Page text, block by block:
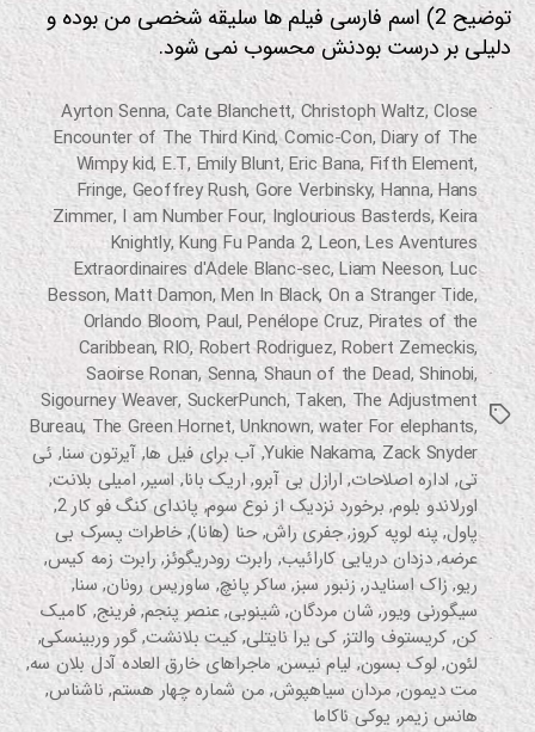
توضیح 2) اسم فارسی فیلم ها سلیقه شخصی من بوده و
دلیلی بر درست بودنش محسوب نمی شود.
برچسب‌ها
Ayrton Senna, Cate Blanchett, Christoph Waltz,Close
Encounter of The Third Kind,Comic-Con,Diary of The
Wimpy kid, E.T, Emily Blunt,Eric Bana, Fifth Element,
Fringe, Geoffrey Rush, Gore Verbinsky, Hanna,Hans
Zimmer, I am Number Four, Inglourious Basterds,Keira
Knightly,Kung Fu Panda 2,Leon,Les Aventures
Extraordinaires d'Adele Blanc-sec,Liam Neeson, Luc
Besson,Matt Damon,Men In Black, On a Stranger Tide,
Orlando Bloom, Paul,Penélope Cruz, Pirates of the
Caribbean,RIO,Robert Rodriguez,Robert Zemeckis,
Saoirse Ronan,Senna,Shaun of the Dead,Shinobi,
Sigourney Weaver, SuckerPunch,Taken,The Adjustment
Bureau, The Green Hornet,Unknown,water For elephants,
Yukie Nakama, Zack Snyder
,آب برای فیل ها,آیرتون سنا,ئی
تی, اداره اصلاحات,ارازل بی آبرو,اریک بانا,اسیر, امیلی بلانت,
اورلاندو بلوم, برخورد نزدیک از نوع سوم, پاندای کنگ فو کار 2 ,
پاول,پنه لوپه کروز,جفری راش,حنا (هانا),خاطرات پسرک بی
عرضه,دزدان دریایی کارائیب,رابرت رودریگوئز,رابرت زمه کیس,
ریو,زاک اسنایدر,زنبور سبز, ساکر پانچ,ساوریس رونان, سنا,
سیگورنی ویور, شان مردگان,شینوبی,عنصر پنجم,فرینج, کامیک
کن, کریستوف والتز,کی یرا نایتلی,کیت بلانشت,گور وربینسکی,
لئون,لوک بسون,لیام نیسن,ماجراهای خارق العاده آدل بلان سه,
مت دیمون, مردان سیاهپوش, من شماره چهار هستم,ناشناس,
هانس زیمر, یوکی ناکاما